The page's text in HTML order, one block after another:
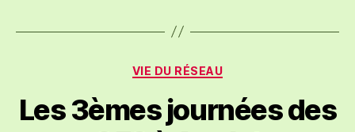
Catégories
VIE DU RÉSEAU
Les 3èmes journées des